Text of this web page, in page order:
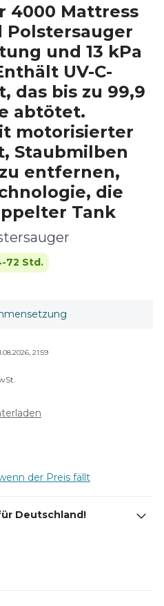
4000 Mattress
Polstersauger
und 13 kPa
UV-C-
das bis zu 99,9
abtötet.
motorisierter
Staubmilben
entfernen,
die
Tank
72 Std.
21:59
der Preis fällt
Deutschland!